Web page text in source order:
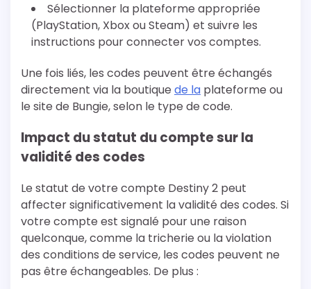
Sélectionner la plateforme appropriée
(PlayStation, Xbox ou Steam) et suivre les
instructions pour connecter vos comptes.
Une fois liés, les codes peuvent être échangés
directement via la boutique de la plateforme ou
le site de Bungie, selon le type de code.
Impact du statut du compte sur la
validité des codes
Le statut de votre compte Destiny 2 peut
affecter significativement la validité des codes. Si
votre compte est signalé pour une raison
quelconque, comme la tricherie ou la violation
des conditions de service, les codes peuvent ne
pas être échangeables. De plus :